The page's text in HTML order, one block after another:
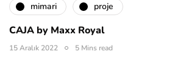
mimari proje
CAJA by Maxx Royal
15 Aralık 2022 5 Mins read